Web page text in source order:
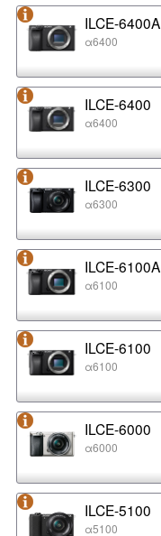
ILCE-6400A
α6400
ILCE-6400
α6400
ILCE-6300
α6300
ILCE-6100A
α6100
ILCE-6100
α6100
ILCE-6000
α6000
ILCE-5100
α5100